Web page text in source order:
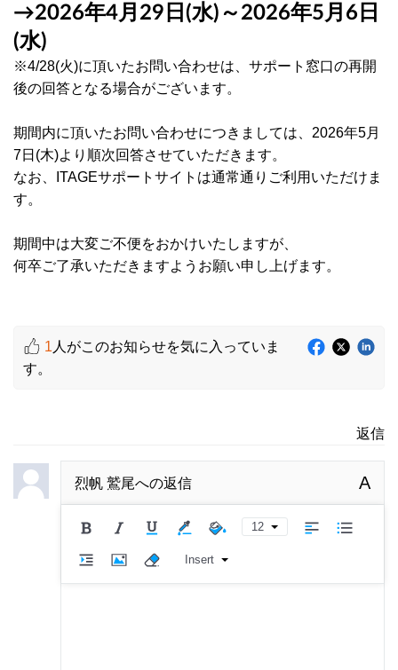
→2026年4月29日(水)～2026年5月6日
(水)
※4/28(火)に頂いたお問い合わせは、サポート窓口の再開
後の回答となる場合がございます。
期間内に頂いたお問い合わせにつきましては、2026年5月
7日(木)より順次回答させていただきます。
なお、ITAGEサポートサイトは通常通りご利用いただけま
す。
期間中は大変ご不便をおかけいたしますが、
何卒ご了承いただきますようお願い申し上げます。
1 人がこのお知らせを気に入っていま
す。
返信
烈帆 鷲尾への返信 A
12
Insert